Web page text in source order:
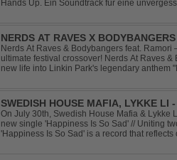
Hands Up. Ein Soundtrack für eine
NERDS AT RAVES X
DIVIDE
Nerds At Raves & Bodybangers feat. Ramori
ultimate festival crossover! Nerds At Raves
new life into Linkin Park's legendary anthem
SWEDISH HOUSE MAFIA, LYKKE LI
On July 30th, Swedish House Mafia & Lykke
new single 'Happiness Is So Sad' // Uniting
'Happiness Is So Sad' is a record that